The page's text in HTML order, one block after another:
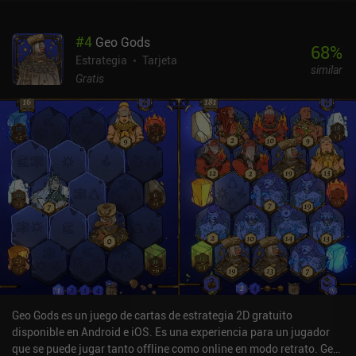
la mano, es donde entran todas las decisiones estratégicas.
¿Merece la pena usar este As en una Jota? ¿Cuántos Reyes quedan
en la baraja? Este 9 de Tréboles podría acabar con esta Reina con
parte de su poder. Son este tipo de decisiones las que hacen que el
juego sea divertido. Sin más modos de juego que los distintos
niveles de dificultad, el juego se parece más a las sencillas
variantes de solitario para PC de los años 90 y 2000 que a los
juegos modernos para móviles. No hay mapa de progresión, ni
potenciadores, ni eventos, ni tablas de clasificación ni energía. Y
por eso me gusta. Royal Card Clash se monetiza mediante
anuncios que se pueden desactivar por 2,99 dólares. Para alguien
que busque un rompecabezas de solitario rápido sin 10 sistemas
de progresión diferentes, Royal Card Clash definitivamente vale la
pena probarlo.
#4 Geo Gods
Estrategia
Tarjeta
Gratis
68%
similar
Geo Gods es un juego de cartas de estrategia 2D gratuito
disponible en Android e iOS. Es una experiencia para un jugador
que se puede jugar tanto offline como online en modo retrato. Geo